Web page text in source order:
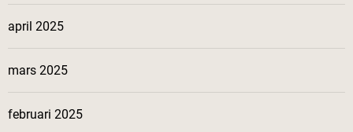
april 2025
mars 2025
februari 2025